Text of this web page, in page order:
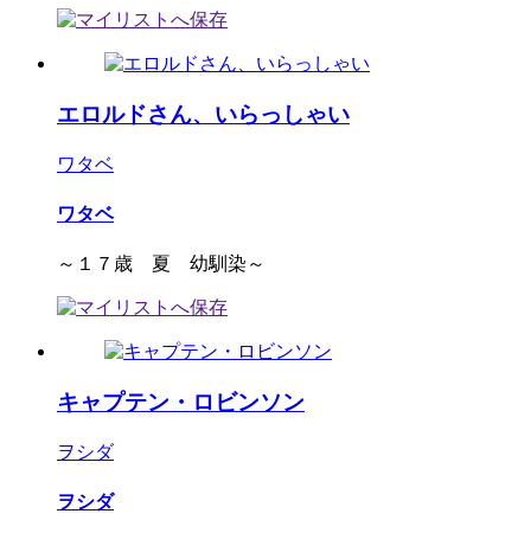
エロルドさん、いらっしゃい
ワタベ
ワタベ
～１７歳 夏 幼馴染～
キャプテン・ロビンソン
ヲシダ
ヲシダ